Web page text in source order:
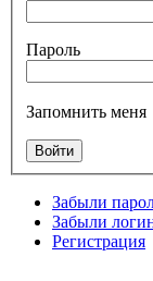
Пароль
Запомнить меня
Забыли
Забыли
Регистрация